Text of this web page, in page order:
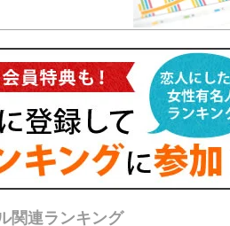
関連ランキング